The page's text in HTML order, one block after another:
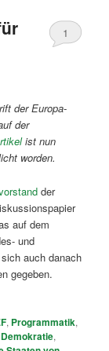
1
der Europa-
der
ist nun
worden.
der
auf dem
und
auch danach
gegeben.
, Programmatik,
,